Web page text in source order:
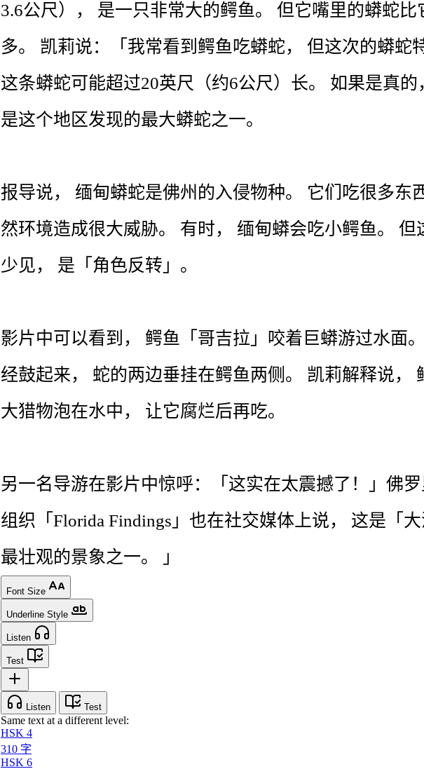
3.6公尺 ） ， 是一只非常大的鳄鱼。 但它嘴里的蟒蛇 比
多。 凯莉说： 「 我常看到 鳄鱼吃蟒蛇， 但这次的蟒蛇
这条蟒蛇可能超过20英尺 （约6公尺 ） 长。 如果是真的
是这个地区发现的最大蟒蛇之一。
报导说， 缅甸蟒蛇是佛州 的入侵物种。 它们 吃很多东
然环境造成很大威胁。 有时， 缅甸蟒会吃小鳄鱼。 但
少见， 是 「 角色反转 」 。
影片中 可以看到 ， 鳄鱼 「 哥吉拉 」 咬着 巨蟒游过水面。
经鼓起来， 蛇的两边垂挂在鳄鱼两侧 。 凯莉解释说，
大猎物泡在水中 ， 让它腐烂后再吃。
另一名导游在影片中惊呼： 「 这实在太震撼了 ！ 」 佛罗
组织 「 Florida Findings 」 也在社交媒体 上说， 这是 「 大
最壮观的景象之一。 」
Font Size
Underline Style
Listen
Test
Listen Test
Same text at a different level:
HSK 4
310 字
HSK 6